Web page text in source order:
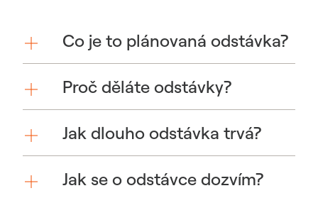
Co je to plánovaná odstávka?
Proč děláte odstávky?
Jak dlouho odstávka trvá?
Jak se o odstávce dozvím?